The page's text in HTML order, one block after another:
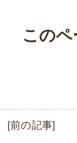
このペ
投
[前の記事]